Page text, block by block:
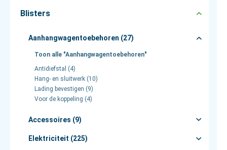
Blisters
Aanhangwagentoebehoren (27)
Toon alle "Aanhangwagentoebehoren"
Antidiefstal (4)
Hang- en sluitwerk (10)
Lading bevestigen (9)
Voor de koppeling (4)
Accessoires (9)
Elektriciteit (225)